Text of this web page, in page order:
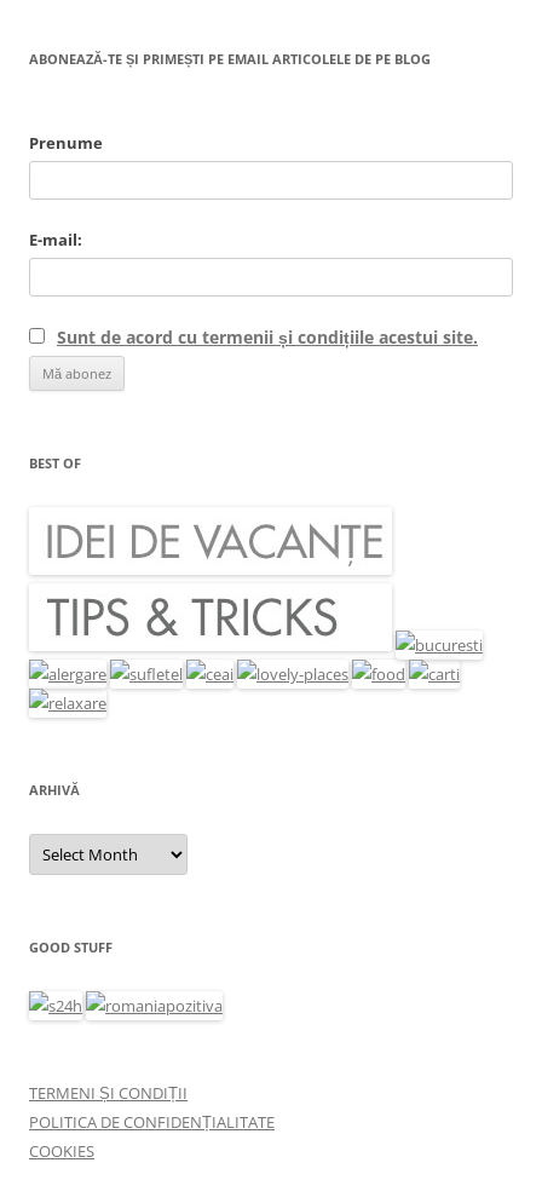
ABONEAZĂ-TE ȘI PRIMEȘTI PE EMAIL ARTICOLELE DE PE BLOG
Prenume
E-mail:
Sunt de acord cu termenii și condițiile acestui site.
BEST OF
ARHIVĂ
Arhivă
GOOD STUFF
TERMENI ȘI CONDIȚII
POLITICA DE CONFIDENȚIALITATE
COOKIES